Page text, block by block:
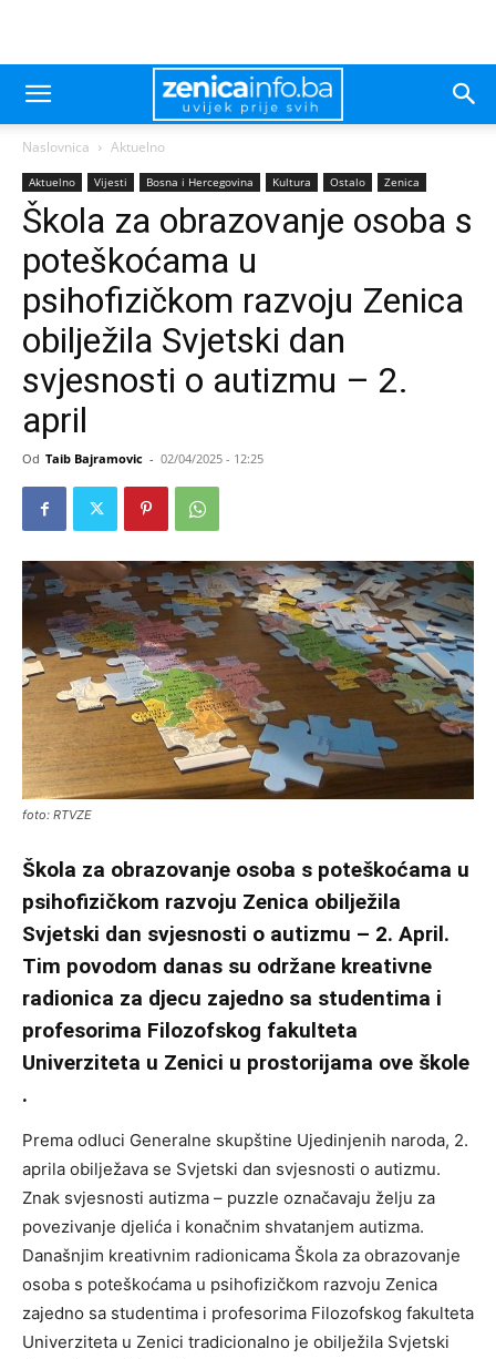
Naslovnica Aktuelno
Aktuelno Vijesti Bosna i Hercegovina Kultura Ostalo Zenica
Škola za obrazovanje osoba s
poteškoćama u
psihofizičkom razvoju Zenica
obilježila Svjetski dan
svjesnosti o autizmu – 2.
april
Od Taib Bajramovic - 02/04/2025 - 12:25
foto: RTVZE
Škola za obrazovanje osoba s poteškoćama u
psihofizičkom razvoju Zenica obilježila
Svjetski dan svjesnosti o autizmu – 2. April.
Tim povodom danas su održane kreativne
radionica za djecu zajedno sa studentima i
profesorima Filozofskog fakulteta
Univerziteta u Zenici u prostorijama ove škole
.
Prema odluci Generalne skupštine Ujedinjenih naroda, 2.
aprila obilježava se Svjetski dan svjesnosti o autizmu.
Znak svjesnosti autizma – puzzle označavaju želju za
povezivanje djelića i konačnim shvatanjem autizma.
Današnjim kreativnim radionicama Škola za obrazovanje
osoba s poteškoćama u psihofizičkom razvoju Zenica
zajedno sa studentima i profesorima Filozofskog fakulteta
Univerziteta u Zenici tradicionalno je obilježila Svjetski